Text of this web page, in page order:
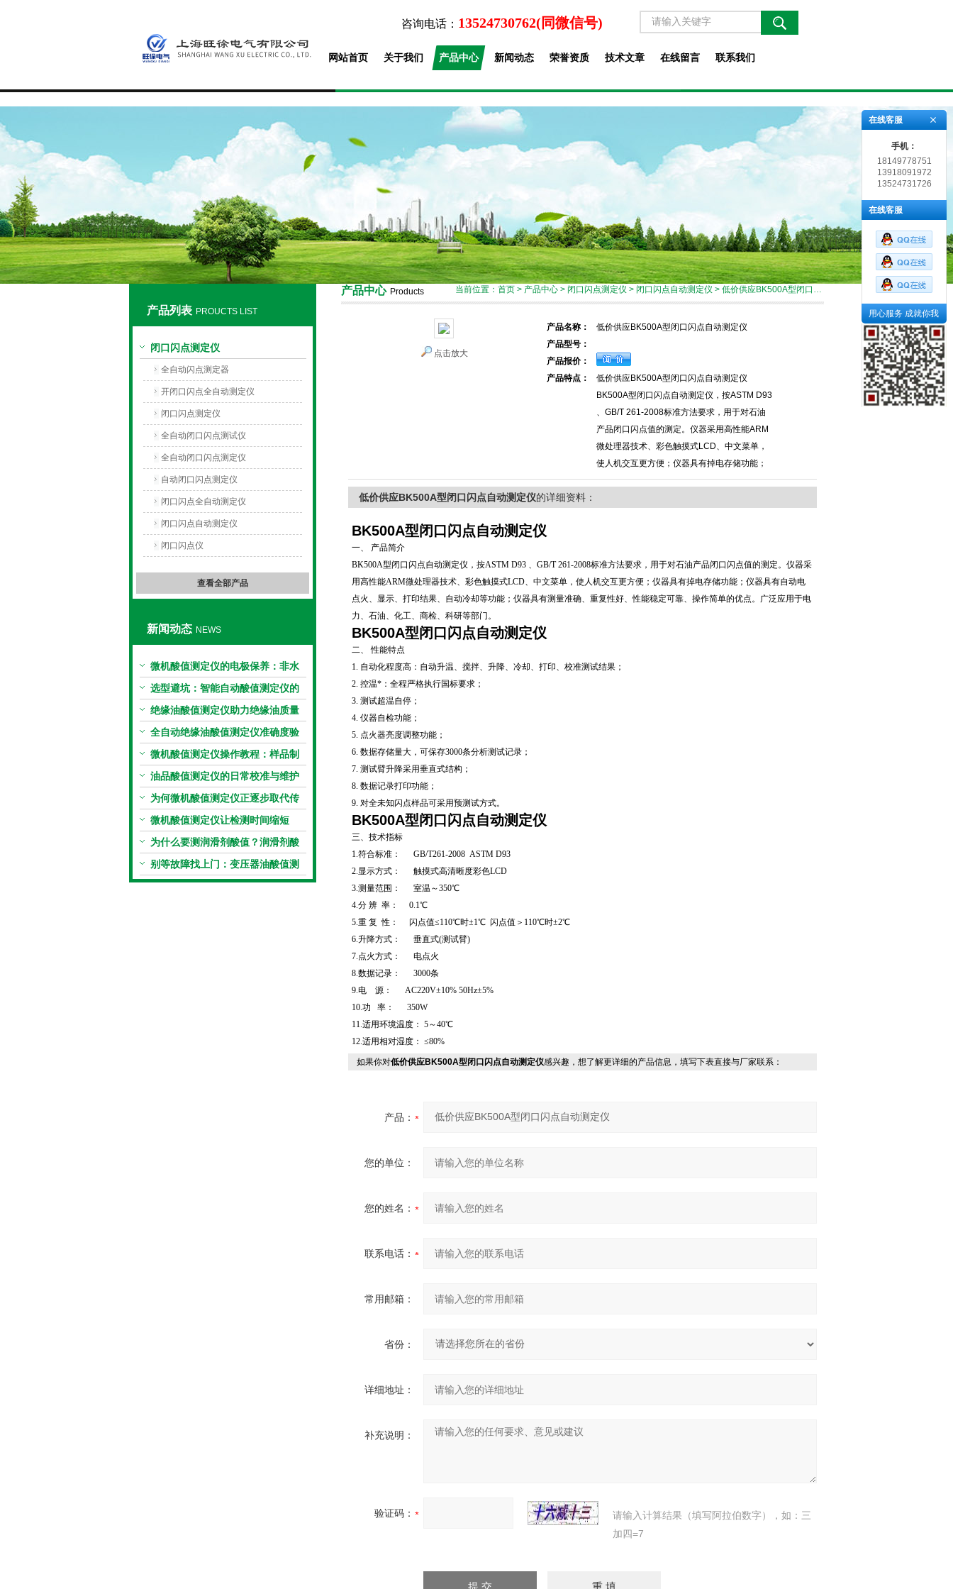
上海旺徐电气有限公司
咨询电话： 13524730762(同微信号)
网站首页 关于我们 产品中心 新闻动态 荣誉资质 技术文章 在线留言 联系我们
产品列表 PROUCTS LIST
闭口闪点测定仪
全自动闪点测定器
开闭口闪点全自动测定仪
闭口闪点测定仪
全自动闭口闪点测试仪
全自动闭口闪点测定仪
自动闭口闪点测定仪
闭口闪点全自动测定仪
闭口闪点自动测定仪
闭口闪点仪
查看全部产品
新闻动态 NEWS
微机酸值测定仪的电极保养：非水
电极的清洗与活化方法
选型避坑：智能自动酸值测定仪的
加热功率与萃取时间关系
绝缘油酸值测定仪助力绝缘油质量
把控，降低设备故障
全自动绝缘油酸值测定仪准确度验
证：标准物质标定步骤
微机酸值测定仪操作教程：样品制
备、参数设置与结果解读
油品酸值测定仪的日常校准与维护
流程
为何微机酸值测定仪正逐步取代传
统手动滴定法？
微机酸值测定仪让检测时间缩短
50%
为什么要测润滑剂酸值？润滑剂酸
值测定法告诉你答案
别等故障找上门：变压器油酸值测
试仪的预警功能
产品中心 Products 当前位置： 首页 > 产品中心 > 闭口闪点测定仪 > 闭口闪点自动测定仪 > 低价供应BK500A型闭口闪点自动测定仪
点击放大
产品名称：
低价供应BK500A型闭口闪点自动测定仪
产品型号：
产品报价：
产品特点：
低价供应BK500A型闭口闪点自动测定仪
BK500A型闭口闪点自动测定仪，按ASTM D93
、GB/T 261-2008标准方法要求，用于对石油
产品闭口闪点值的测定。仪器采用高性能ARM
微处理器技术、彩色触摸式LCD、中文菜单，
使人机交互更方便；仪器具有掉电存储功能；
低价供应BK500A型闭口闪点自动测定仪的详细资料：
BK500A型闭口闪点自动测定仪
一、 产品简介
BK500A型闭口闪点自动测定仪 ，按ASTM D93 、GB/T 261-2008标准方法要求，用于对石油产品闭口闪点值的测定。仪器采
用高性能ARM微处理器技术、彩色触摸式LCD、中文菜单，使人机交互更方便；仪器具有掉电存储功能；仪器具有自动电
点火、显示、打印结果、自动冷却等功能；仪器具有测量准确、重复性好、性能稳定可靠、操作简单的优点。广泛应用于电
力、石油、化工、商检、科研等部门。
BK500A型闭口闪点自动测定仪
二、 性能特点
1. 自动化程度高：自动升温、搅拌、升降、冷却、打印、校准测试结果；
2. 控温*：全程严格执行国标要求；
3. 测试超温自停；
4. 仪器自检功能；
5. 点火器亮度调整功能；
6. 数据存储量大，可保存3000条分析测试记录；
7. 测试臂升降采用垂直式结构；
8. 数据记录打印功能；
9. 对全未知闪点样品可采用预测试方式。
BK500A型闭口闪点自动测定仪
三、技术指标
1.符合标准： GB/T261-2008 ASTM D93
2.显示方式： 触摸式高清晰度彩色LCD
3.测量范围： 室温～350℃
4.分 辨 率： 0.1℃
5.重 复 性： 闪点值≤110℃时±1℃ 闪点值＞110℃时±2℃
6.升降方式： 垂直式(测试臂)
7.点火方式： 电点火
8.数据记录： 3000条
9.电 源： AC220V±10% 50Hz±5%
10.功 率： 350W
11.适用环境温度： 5～40℃
12.适用相对湿度： ≤80%
如果你对低价供应BK500A型闭口闪点自动测定仪感兴趣，想了解更详细的产品信息，填写下表直接与厂家联系：
产品：
您的单位：
您的姓名：
联系电话：
常用邮箱：
省份：
详细地址：
补充说明：
验证码：
请输入计算结果（填写阿拉伯数字），如：三
加四=7
在线客服
手机：
18149778751
13918091972
13524731726
在线客服
用心服务 成就你我